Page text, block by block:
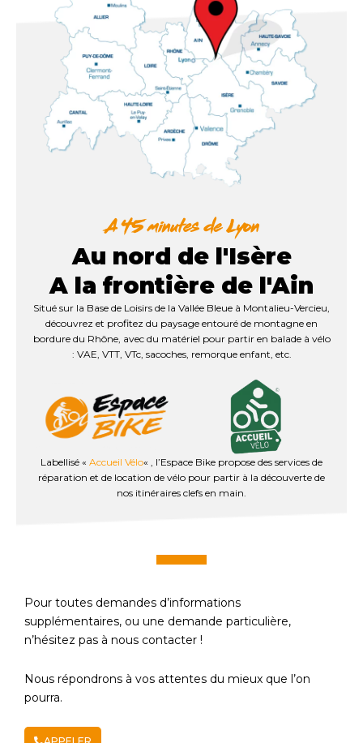
Au nord de l'Isère
A la frontière de l'Ain
Situé sur la Base de Loisirs de la Vallée Bleue à Montalieu-Vercieu,
découvrez et profitez du paysage entouré de montagne en
bordure du Rhône, avec du matériel pour partir en balade à vélo
: VAE, VTT, VTc, sacoches, remorque enfant, etc.
Labellisé « Accueil Vélo« , l’Espace Bike propose des services de
réparation et de location de vélo pour partir à la découverte de
nos itinéraires clefs en main.
Pour toutes demandes d’informations
supplémentaires, ou une demande particulière,
n’hésitez pas à nous contacter !
Nous répondrons à vos attentes du mieux que l’on
pourra.